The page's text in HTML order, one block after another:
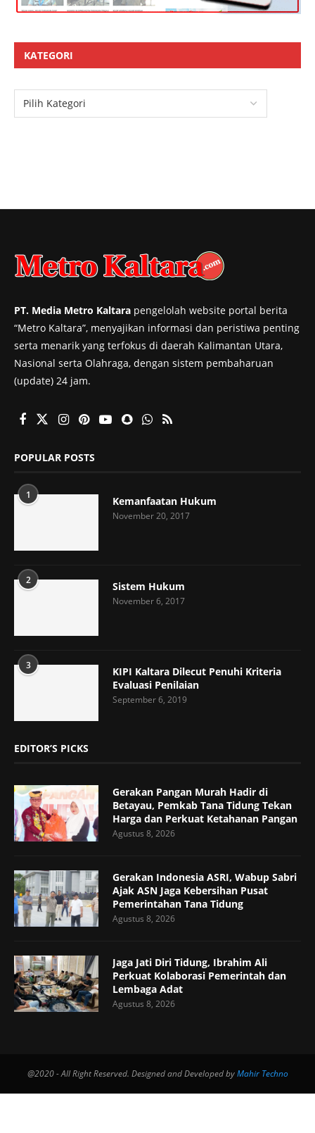
KATEGORI
PT. Media Metro Kaltara pengelolah website portal berita
“Metro Kaltara”, menyajikan informasi dan peristiwa penting
serta menarik yang terfokus di daerah Kalimantan Utara,
Nasional serta Olahraga, dengan sistem pembaharuan
(update) 24 jam.
POPULAR POSTS
1 Kemanfaatan Hukum
November 20, 2017
2 Sistem Hukum
November 6, 2017
3
KIPI Kaltara Dilecut Penuhi Kriteria
Evaluasi Penilaian
September 6, 2019
EDITOR’S PICKS
Gerakan Pangan Murah Hadir di
Betayau, Pemkab Tana Tidung Tekan
Harga dan Perkuat Ketahanan Pangan
Agustus 8, 2026
Gerakan Indonesia ASRI, Wabup Sabri
Ajak ASN Jaga Kebersihan Pusat
Pemerintahan Tana Tidung
Agustus 8, 2026
Jaga Jati Diri Tidung, Ibrahim Ali
Perkuat Kolaborasi Pemerintah dan
Lembaga Adat
Agustus 8, 2026
@2020 - All Right Reserved. Designed and Developed byMahir Techno